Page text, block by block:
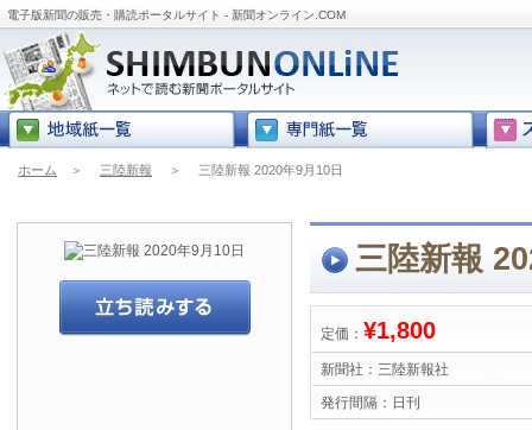
電子版新聞の販売・購読ポータルサイト - 新聞オンライン.COM
ホーム ＞ 三陸新報 ＞ 三陸新報 2020年9月10日
三陸新報
定価： ¥1,800
新聞社： 三陸新報社
発行間隔： 日刊